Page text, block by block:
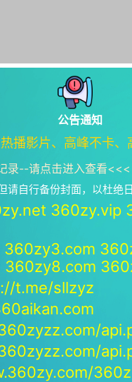
公告通知
播影片、高峰不卡
录--请点击进入查看<<<
请自行备份封面，以杜绝
360zy.vip
360zy3.com
360zy8.com
t.me/sllzyz